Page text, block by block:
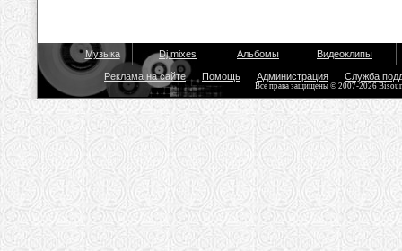
Музыка Dj mixes Альбомы Видеоклипы
Реклама на сайте Помощь Администрация Служба
Все права защищены © 2007-2026